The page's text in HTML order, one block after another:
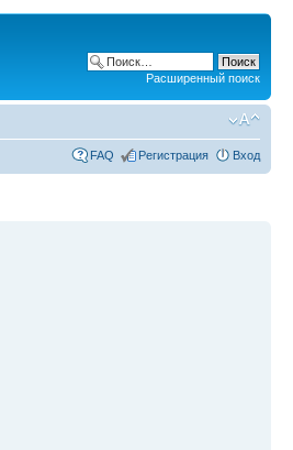
Расширенный поиск
FAQ Регистрация Вход